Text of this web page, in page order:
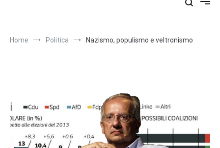
Home Politica Nazismo, populismo e veltronismo